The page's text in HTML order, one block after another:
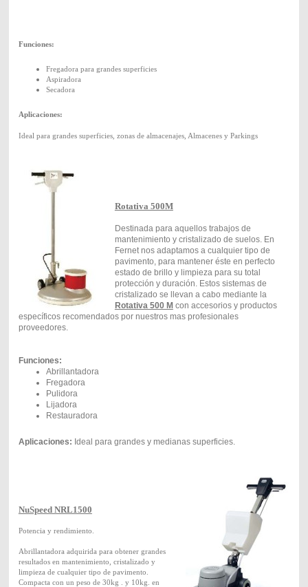
Funciones:
Fregadora para grandes superficies
Aspiradora
Secadora
Aplicaciones:
Ideal para grandes superficies, zonas de almacenajes, Almacenes y Parkings
Rotativa 500M
Destinada para aquellos trabajos de
mantenimiento y cristalizado de suelos. En
Fernet nos adaptamos a cualquier tipo de
pavimento, para mantener éste en perfecto
estado de brillo y limpieza para su total
protección y duración. Estos sistemas de
cristalizado se llevan a cabo mediante la
Rotativa 500 Mcon accesorios y productos
específicos recomendados por nuestros mas profesionales
proveedores.
Funciones:
Abrillantadora
Fregadora
Pulidora
Lijadora
Restauradora
Aplicaciones: Ideal para grandes y medianas superficies.
NuSpeed NRL1500
Potencia y rendimiento.
Abrillantadora adquirida para obtener grandes
resultados en mantenimiento, cristalizado y
limpieza de cualquier tipo de pavimento.
Compacta con un peso de 30kg . y 10kg. en